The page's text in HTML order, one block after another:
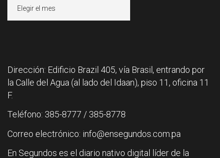
Dirección: Edificio Brazil 405, vía Brasil, entrando por
la Calle del Agua (al lado del Idaan), piso 11, oficina 11
F.
Teléfono: 385-8777 / 385-8778
Correo electrónico: info@ensegundos.com.pa
En Segundos es el diario nativo digital líder de la